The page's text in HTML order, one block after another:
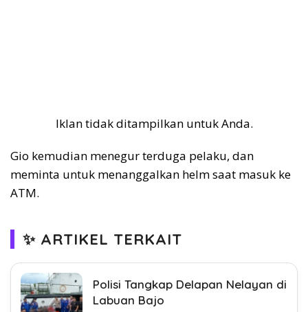
Iklan tidak ditampilkan untuk Anda.
Gio kemudian menegur terduga pelaku, dan
meminta untuk menanggalkan helm saat masuk ke
ATM.
✨ ARTIKEL TERKAIT
Polisi Tangkap Delapan Nelayan di
Labuan Bajo